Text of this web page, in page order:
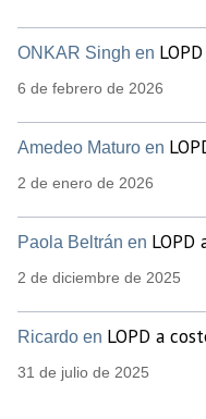
ONKAR Singh en
6 de febrero de 2026
Amedeo Maturo en
2 de enero de 2026
Paola Beltrán en LOPD
2 de diciembre de 2025
Ricardo en LOPD a
31 de julio de 2025